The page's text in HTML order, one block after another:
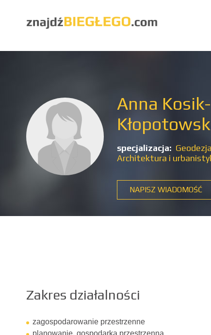
Anna Kosik-
specjalizacja:
Architektura i
NAPISZ WIADOMOŚĆ
Zakres działalności
zagospodarowanie przestrzenne
planowanie, gospodarka przestrzenna